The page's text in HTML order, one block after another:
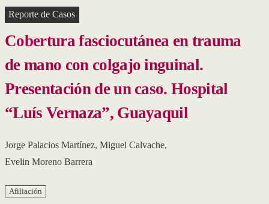
Reporte de Casos
Cobertura fasciocutánea en trauma
de mano con colgajo inguinal.
Presentación de un caso. Hospital
“Luís Vernaza”, Guayaquil
Jorge Palacios Martínez, Miguel Calvache,
Evelin Moreno Barrera
Afiliación